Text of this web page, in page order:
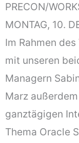
PRECON/
MONTAG, 10.
Im Rahmen
mit unseren
Managern
Marz
ganztägigen
Thema Oracle